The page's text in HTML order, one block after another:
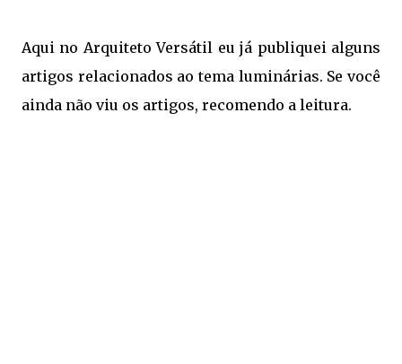
Aqui no Arquiteto Versátil eu já publiquei alguns
artigos relacionados ao tema luminárias. Se você
ainda não viu os artigos, recomendo a leitura.